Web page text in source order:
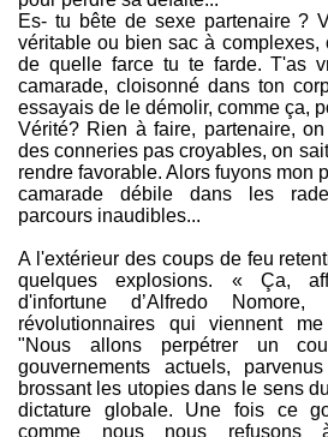
Es- tu bête de sexe partenaire ?
véritable ou bien sac à complexes,
de quelle farce tu te farde. T'as
camarade, cloisonné dans ton
essayais de le démolir, comme ça,
Vérité? Rien à faire, partenaire,
des conneries pas croyables, on
rendre favorable. Alors fuyons mon
camarade débile dans les
parcours inaudibles...
A l'extérieur des coups de feu
quelques explosions. « Ça,
d'infortune d’Alfredo
révolutionnaires qui viennent
"Nous allons perpétrer un
gouvernements actuels,
brossant les utopies dans le sens
dictature globale. Une fois ce
comme nous nous refusons